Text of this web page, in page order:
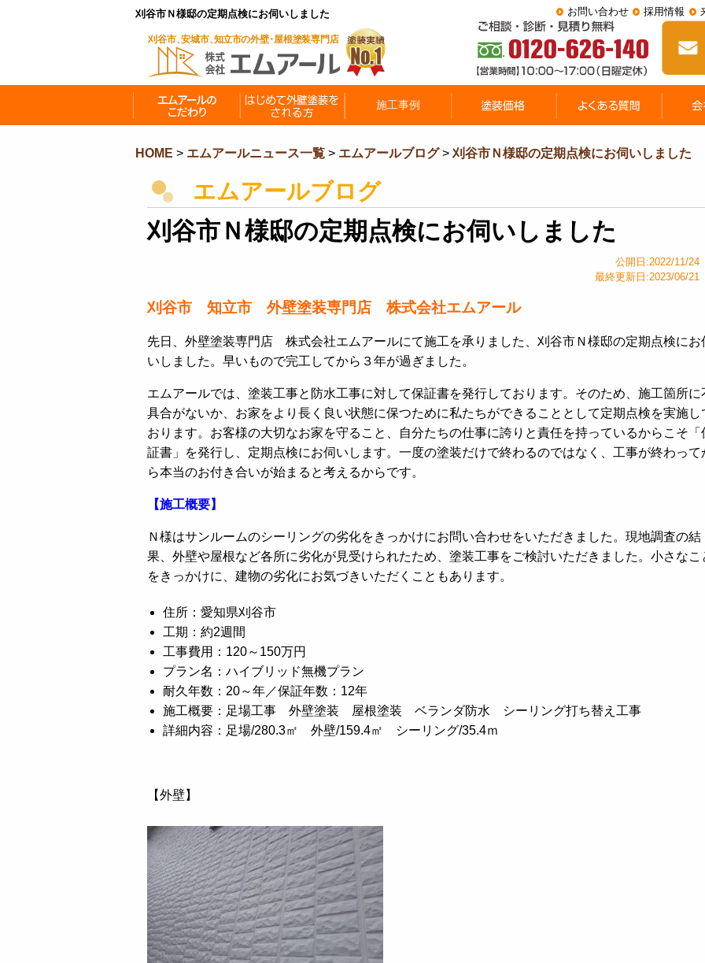
刈谷市Ｎ様邸の定期点検にお伺いしました お問い合わせ 採用情報
HOME > エムアールニュース一覧 > エムアールブログ> 刈谷市Ｎ様邸の定期点検にお伺いしました
エムアールブログ
刈谷市Ｎ様邸の定期点検にお伺いしました
公開日:2022/11/24
最終更新日:2023/06/21
刈谷市 知立市 外壁塗装専門店 株式会社エムアール
先日、外壁塗装専門店 株式会社エムアールにて施工を承りました、刈谷市Ｎ様邸の定期点検にお
いしました。早いもので完工してから３年が過ぎました。
エムアールでは、塗装工事と防水工事に対して保証書を発行しております。そのため、施工箇所に
具合がないか、お家をより長く良い状態に保つために私たちができることとして定期点検を実施し
おります。お客様の大切なお家を守ること、自分たちの仕事に誇りと責任を持っているからこそ「
証書」を発行し、定期点検にお伺いします。一度の塗装だけで終わるのではなく、工事が終わって
ら本当のお付き合いが始まると考えるからです。
【施工概要】
Ｎ様はサンルームのシーリングの劣化をきっかけにお問い合わせをいただきました。現地調査の結
果、外壁や屋根など各所に劣化が見受けられたため、塗装工事をご検討いただきました。小さなこ
をきっかけに、建物の劣化にお気づきいただくこともあります。
住所：愛知県刈谷市
工期：約2週間
工事費用：120～150万円
プラン名：ハイブリッド無機プラン
耐久年数：20～年／保証年数：12年
施工概要：足場工事 外壁塗装 屋根塗装 ベランダ防水 シーリング打ち替え工事
詳細内容：足場/280.3㎡ 外壁/159.4㎡ シーリング/35.4ｍ
【外壁】